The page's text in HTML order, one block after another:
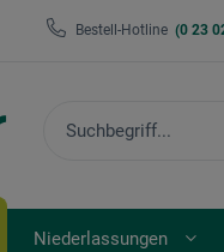
Bestell-Hotline (0 23
Niederlassungen